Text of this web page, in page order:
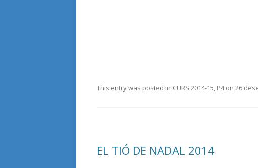
This entry was posted in CURS 2014-15, P4on 26
EL TIÓ DE NADAL 2014